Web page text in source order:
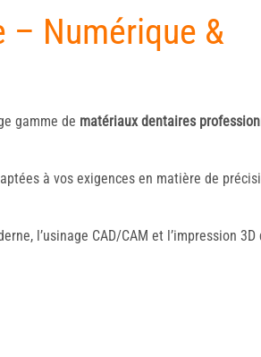
Numérique &
gamme de matériaux dentaires
à vos exigences en matière de
l’usinage CAD/CAM et l’impression